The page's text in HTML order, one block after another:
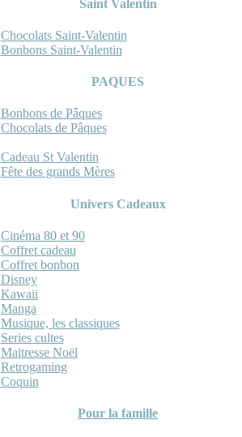
Saint Valentin
Chocolats Saint-Valentin
Bonbons Saint-Valentin
PAQUES
Bonbons de Pâques
Chocolats de Pâques
Cadeau St Valentin
Fête des grands Mères
Univers Cadeaux
Cinéma 80 et 90
Coffret cadeau
Coffret bonbon
Disney
Kawaii
Manga
Musique, les classiques
Series cultes
Maitresse Noël
Retrogaming
Coquin
Pour la famille